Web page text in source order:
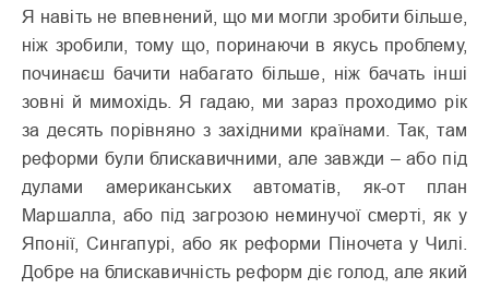
Я навіть не впевнений, що ми могли зробити більше,
ніж зробили, тому що, поринаючи в якусь проблему,
починаєш бачити набагато більше, ніж бачать інші
зовні й мимохідь. Я гадаю, ми зараз проходимо рік
за десять порівняно з західними країнами. Так, там
реформи були блискавичними, але завжди – або під
дулами американських автоматів, як-от план
Маршалла, або під загрозою неминучої смерті, як у
Японії, Сингапурі, або як реформи Піночета у Чилі.
Добре на блискавичність реформ діє голод, але який